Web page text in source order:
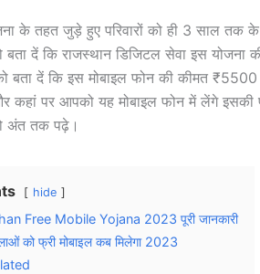
के तहत जुड़े हुए परिवारों को ही 3 साल तक
बता दें कि राजस्थान डिजिटल सेवा इस
बता दें कि इस मोबाइल फोन की कीमत
कहां पर आपको यह मोबाइल फोन में लेंगे इसकी
अंत तक पढ़े।
hide
Free Mobile Yojana 2023 पूरी जानकारी
को फ्री मोबाइल कब मिलेगा 2023